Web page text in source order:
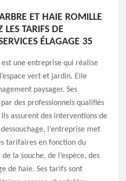
ET HAIE ROMILLE
TARIFS DE
ÉLAGAGE 35
une entreprise qui réalise
vert et jardin. Elle
paysager. Ses
des professionnels qualifiés
assurent des interventions de
l’entreprise met
tarifaires en fonction du
la souche, de l’espèce, des
de haie. Ses tarifs sont